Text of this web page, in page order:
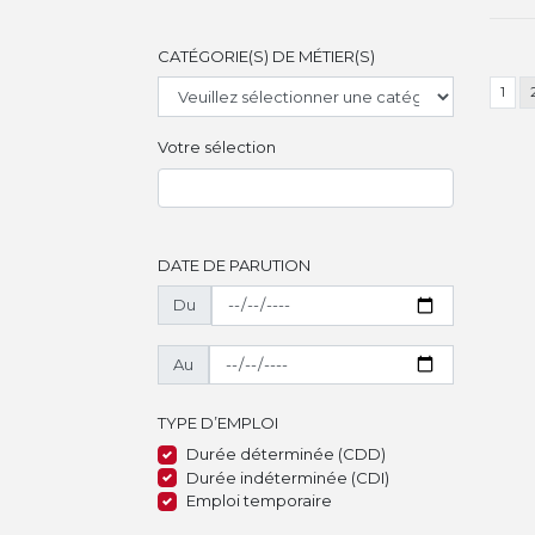
CATÉGORIE(S) DE MÉTIER(S)
Votre sélection
DATE DE PARUTION
Du
Au
TYPE D’EMPLOI
Durée déterminée (CDD)
Durée indéterminée (CDI)
Emploi temporaire
1